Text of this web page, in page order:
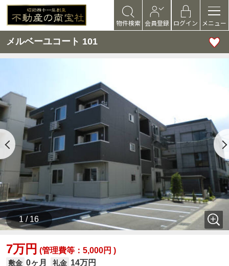
物件検索 会員登録 ログイン メニュー
メルベーユコート 101
1 / 16
7万円 (管理費等：5,000円 )
敷金 0ヶ月 礼金 14万円